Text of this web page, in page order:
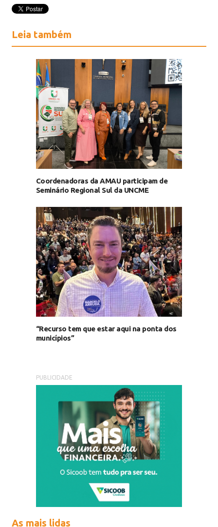
Leia também
Coordenadoras da AMAU participam de
Seminário Regional Sul da UNCME
“Recurso tem que estar aqui na ponta dos
municípios”
PUBLICIDADE
As mais lidas